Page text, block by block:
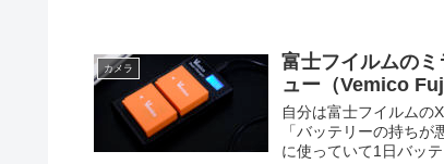
カメラ
富士フイルムの
ュー（Vemico
自分は富士フイルムの
「バッテリーの持ち
に使っていて1日バッ